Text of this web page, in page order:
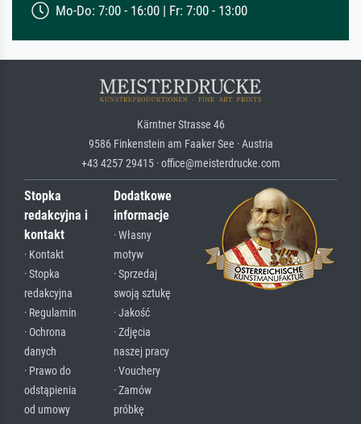
Mo-Do: 7:00 - 16:00 | Fr: 7:00 - 13:00
Kärntner Strasse 46
9586 Finkenstein am Faaker See · Austria
+43 4257 29415 · office@meisterdrucke.com
Stopka
redakcyjna i
kontakt
· Kontakt
· Stopka
redakcyjna
· Regulamin
· Ochrona
danych
· Prawo do
odstąpienia
od umowy
Dodatkowe
informacje
· Własny
motyw
· Sprzedaj
swoją sztukę
· Jakość
· Zdjęcia
naszej pracy
· Vouchery
· Zamów
próbkę